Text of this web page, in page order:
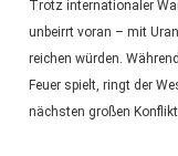
Trotz internationaler
unbeirrt voran – mit
reichen würden.
Feuer spielt, ringt der
nächsten großen